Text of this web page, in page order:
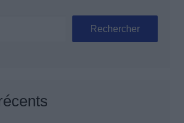
Rechercher